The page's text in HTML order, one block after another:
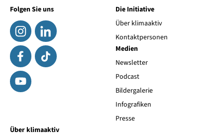
Folgen Sie uns
Die Initiative
Über klimaaktiv
Kontaktpersonen
Medien
Newsletter
Podcast
Bildergalerie
Infografiken
Presse
Über klimaaktiv